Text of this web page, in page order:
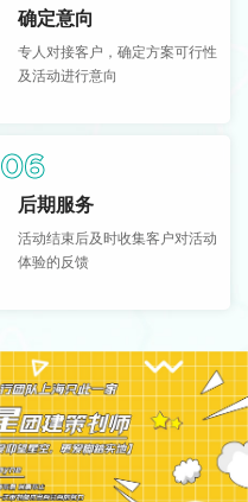
确定意向
专人对接客户，确定方案可行性
及活动进行意向
06
后期服务
活动结束后及时收集客户对活动
体验的反馈